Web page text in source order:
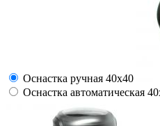
Оснастка ручная 40x40
Оснастка автоматическая